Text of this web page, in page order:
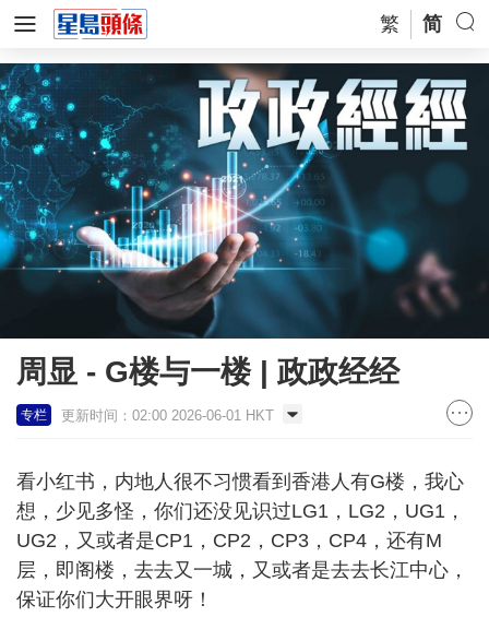
繁 简
周显 - G楼与一楼 | 政政经经
专栏 更新时间：02:00 2026-06-01 HKT
看小红书，内地人很不习惯看到香港人有G楼，我心
想，少见多怪，你们还没见识过LG1，LG2，UG1，
UG2，又或者是CP1，CP2，CP3，CP4，还有M
层，即阁楼，去去又一城，又或者是去去长江中心，
保证你们大开眼界呀！